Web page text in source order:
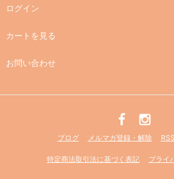
ログイン
カートを見る
お問い合わせ
ブログ メルマガ登録・解除 RSS
特定商法取引法に基づく表記 プライ